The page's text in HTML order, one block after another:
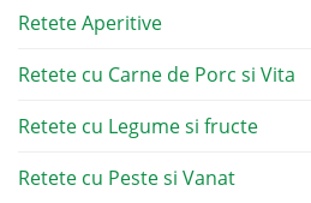
Retete Aperitive
Retete cu Carne de Porc si Vita
Retete cu Legume si fructe
Retete cu Peste si Vanat